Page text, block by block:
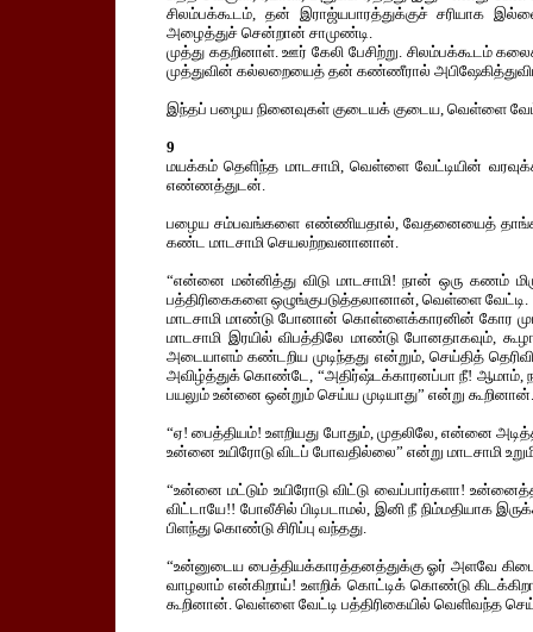
சிலம்பக்கூடம், தன் இராஜ்யபாரத்துக்குச்
அழைத்துச் சென்றான் சாமுண்டி.
முத்து கதறினாள். ஊர் கேலி பேசிற்று. சிலம்பக்கூடம்
முத்துவின் கல்லறையைத் தன் கண்ணீரால்
இந்தப் பழைய நினைவுகள் குடையக் குடைய, வெள்ளை
9
மயக்கம் தெளிந்த மாடசாமி, வெள்ளை வேட்டியின்
எண்ணத்துடன்.
பழைய சம்பவங்களை எண்ணியதால், வேதனையைத்
கண்ட மாடசாமி செயலற்றவனானான்.
“என்னை மன்னித்து விடு மாடசாமி! நான் ஒரு கணம்
பத்திரிகைகளை ஒழுங்குபடுத்தலானான், வெள்ளை வேட்டி.
மாடசாமி மாண்டு போனான் கொள்ளைக்காரனின் கோர
மாடசாமி இரயில் விபத்திலே மாண்டு போனதாகவும்,
அடையாளம் கண்டறிய முடிந்தது என்றும், செய்தித்
அவிழ்த்துக் கொண்டே, “அதிர்ஷ்டக்காரனப்பா நீ! ஆமாம்,
பயலும் உன்னை ஒன்றும் செய்ய முடியாது” என்று கூறினான்.
“ஏ! பைத்தியம்! உளறியது போதும், முதலிலே, என்னை
உன்னை உயிரோடு விடப் போவதில்லை” என்று மாடசாமி
“உன்னை மட்டும் உயிரோடு விட்டு வைப்பார்களா!
விட்டாயே!! போலீசில் பிடிபடாமல், இனி நீ நிம்மதியாக
பிளந்து கொண்டு சிரிப்பு வந்தது.
“உன்னுடைய பைத்தியக்காரத்தனத்துக்கு ஓர் அளவே
வாழலாம் என்கிறாய்! உளறிக் கொட்டிக் கொண்டு
கூறினான். வெள்ளை வேட்டி பத்திரிகையில் வெளிவந்த